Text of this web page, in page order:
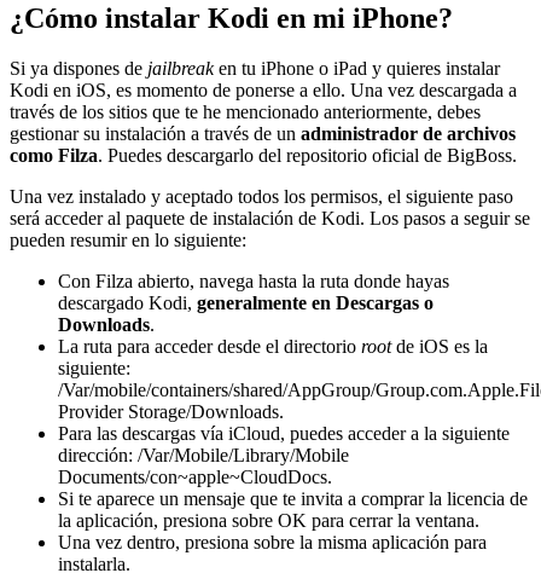
¿Cómo instalar Kodi en mi iPhone?
Si ya dispones de jailbreaken tu iPhone o iPad y quieres instalar
Kodi en iOS, es momento de ponerse a ello. Una vez descargada a
través de los sitios que te he mencionado anteriormente, debes
gestionar su instalación a través de un administrador de archivos
como Filza. Puedes descargarlo del repositorio oficial de BigBoss.
Una vez instalado y aceptado todos los permisos, el siguiente paso
será acceder al paquete de instalación de Kodi. Los pasos a seguir se
pueden resumir en lo siguiente:
Con Filza abierto, navega hasta la ruta donde hayas
descargado Kodi, generalmente en Descargas o
Downloads.
La ruta para acceder desde el directorio rootde iOS es la
siguiente:
/Var/mobile/containers/shared/AppGroup/
Provider Storage/Downloads.
Para las descargas vía iCloud, puedes acceder a la siguiente
dirección: /Var/Mobile/Library/Mobile
Documents/con~apple~CloudDocs.
Si te aparece un mensaje que te invita a comprar la licencia de
la aplicación, presiona sobre OK para cerrar la ventana.
Una vez dentro, presiona sobre la misma aplicación para
instalarla.